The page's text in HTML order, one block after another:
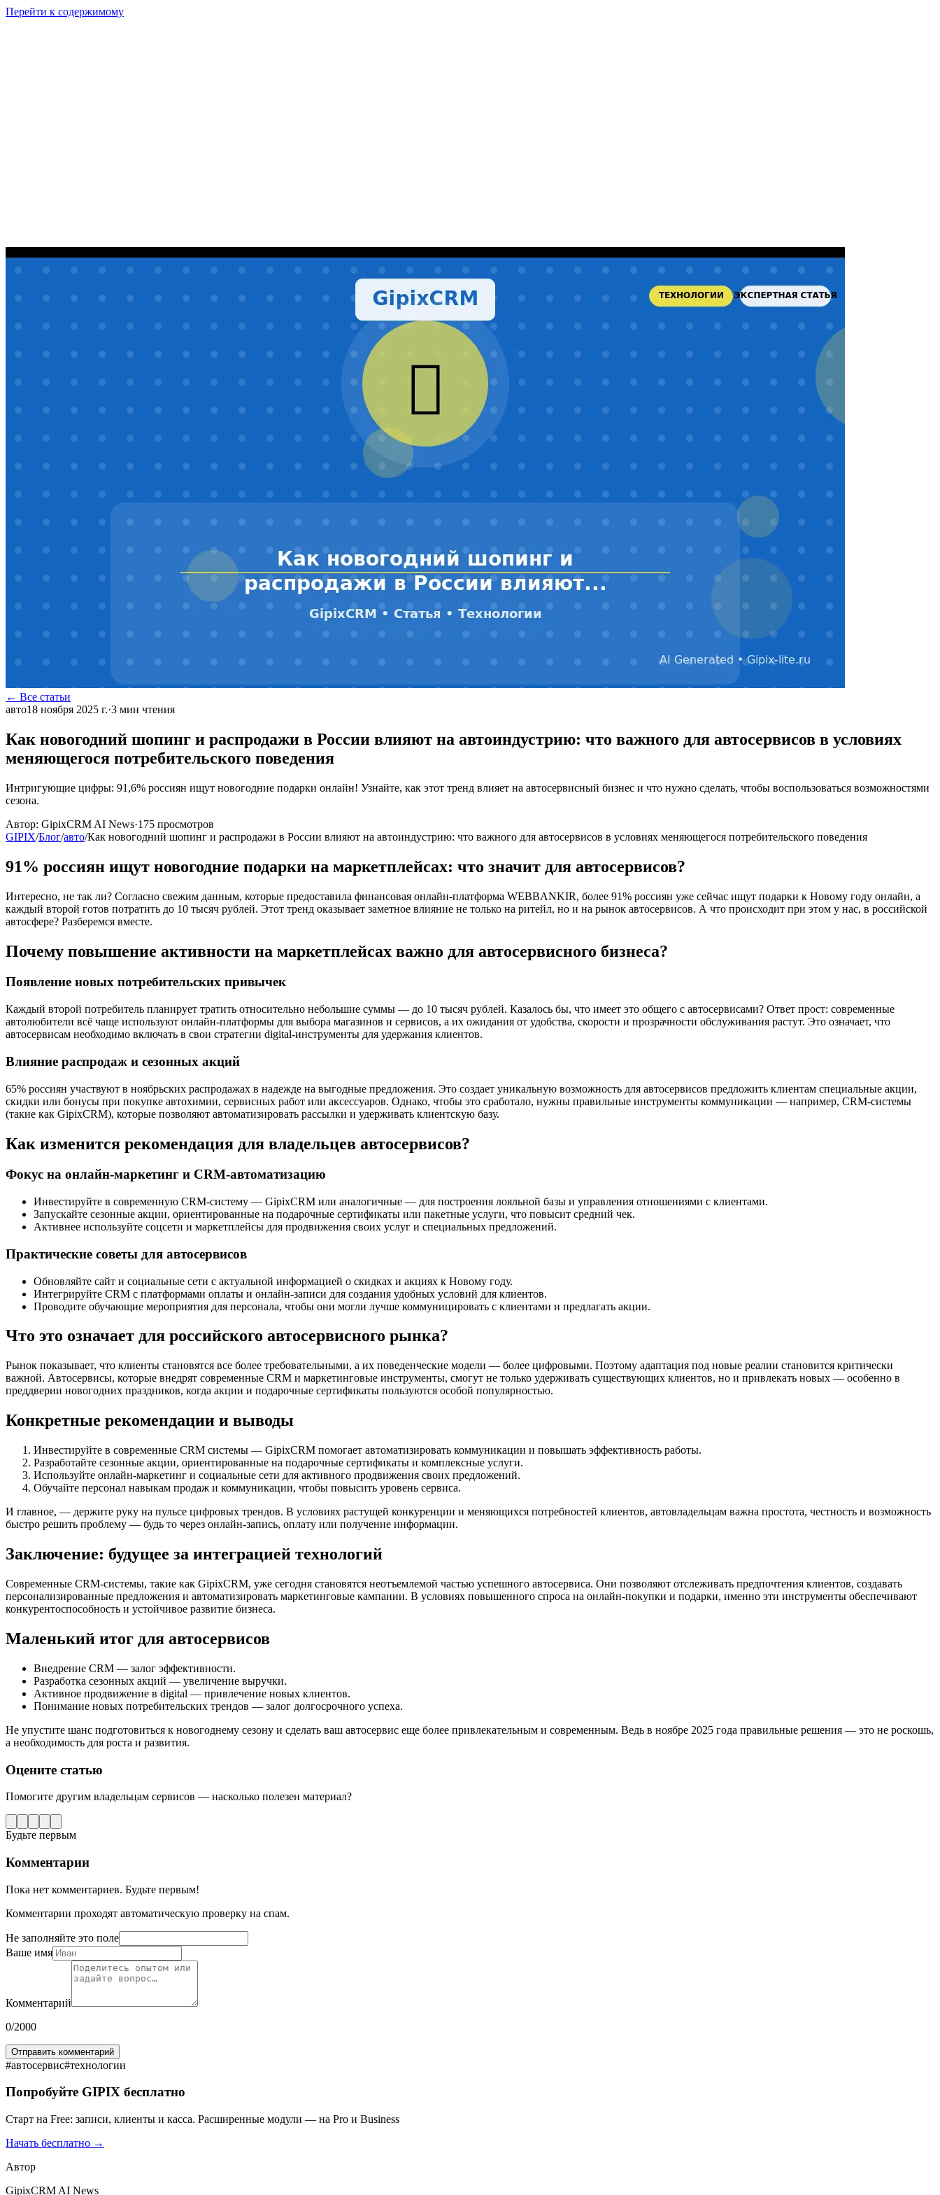
Перейти к содержимому
← Все статьи
авто18 ноября 2025 г.·3 мин чтения
Как новогодний шопинг и распродажи в России влияют на автоиндустрию: что важного для автосервисов в условиях
меняющегося потребительского поведения
Интригующие цифры: 91,6% россиян ищут новогодние подарки онлайн! Узнайте, как этот тренд влияет на автосервисный бизнес и что нужно сделать, чтобы воспользоваться возможностями
сезона.
Автор: GipixCRM AI News·175 просмотров
GIPIX/Блог/авто/Как новогодний шопинг и распродажи в России влияют на автоиндустрию: что важного для автосервисов в условиях меняющегося потребительского поведения
91% россиян ищут новогодние подарки на маркетплейсах: что значит для автосервисов?
Интересно, не так ли? Согласно свежим данным, которые предоставила финансовая онлайн-платформа WEBBANKIR, более 91% россиян уже сейчас ищут подарки к Новому году онлайн, а
каждый второй готов потратить до 10 тысяч рублей. Этот тренд оказывает заметное влияние не только на ритейл, но и на рынок автосервисов. А что происходит при этом у нас, в российской
автосфере? Разберемся вместе.
Почему повышение активности на маркетплейсах важно для автосервисного бизнеса?
Появление новых потребительских привычек
Каждый второй потребитель планирует тратить относительно небольшие суммы — до 10 тысяч рублей. Казалось бы, что имеет это общего с автосервисами? Ответ прост: современные
автолюбители всё чаще используют онлайн-платформы для выбора магазинов и сервисов, а их ожидания от удобства, скорости и прозрачности обслуживания растут. Это означает, что
автосервисам необходимо включать в свои стратегии digital-инструменты для удержания клиентов.
Влияние распродаж и сезонных акций
65% россиян участвуют в ноябрьских распродажах в надежде на выгодные предложения. Это создает уникальную возможность для автосервисов предложить клиентам специальные акции,
скидки или бонусы при покупке автохимии, сервисных работ или аксессуаров. Однако, чтобы это сработало, нужны правильные инструменты коммуникации — например, CRM-системы
(такие как GipixCRM), которые позволяют автоматизировать рассылки и удерживать клиентскую базу.
Как изменится рекомендация для владельцев автосервисов?
Фокус на онлайн-маркетинг и CRM-автоматизацию
Инвестируйте в современную CRM-систему — GipixCRM или аналогичные — для построения лояльной базы и управления отношениями с клиентами.
Запускайте сезонные акции, ориентированные на подарочные сертификаты или пакетные услуги, что повысит средний чек.
Активнее используйте соцсети и маркетплейсы для продвижения своих услуг и специальных предложений.
Практические советы для автосервисов
Обновляйте сайт и социальные сети с актуальной информацией о скидках и акциях к Новому году.
Интегрируйте CRM с платформами оплаты и онлайн-записи для создания удобных условий для клиентов.
Проводите обучающие мероприятия для персонала, чтобы они могли лучше коммуницировать с клиентами и предлагать акции.
Что это означает для российского автосервисного рынка?
Рынок показывает, что клиенты становятся все более требовательными, а их поведенческие модели — более цифровыми. Поэтому адаптация под новые реалии становится критически
важной. Автосервисы, которые внедрят современные CRM и маркетинговые инструменты, смогут не только удерживать существующих клиентов, но и привлекать новых — особенно в
преддверии новогодних праздников, когда акции и подарочные сертификаты пользуются особой популярностью.
Конкретные рекомендации и выводы
Инвестируйте в современные CRM системы — GipixCRM помогает автоматизировать коммуникации и повышать эффективность работы.
Разработайте сезонные акции, ориентированные на подарочные сертификаты и комплексные услуги.
Используйте онлайн-маркетинг и социальные сети для активного продвижения своих предложений.
Обучайте персонал навыкам продаж и коммуникации, чтобы повысить уровень сервиса.
И главное, — держите руку на пульсе цифровых трендов. В условиях растущей конкуренции и меняющихся потребностей клиентов, автовладельцам важна простота, честность и возможность
быстро решить проблему — будь то через онлайн-запись, оплату или получение информации.
Заключение: будущее за интеграцией технологий
Современные CRM-системы, такие как GipixCRM, уже сегодня становятся неотъемлемой частью успешного автосервиса. Они позволяют отслеживать предпочтения клиентов, создавать
персонализированные предложения и автоматизировать маркетинговые кампании. В условиях повышенного спроса на онлайн-покупки и подарки, именно эти инструменты обеспечивают
конкурентоспособность и устойчивое развитие бизнеса.
Маленький итог для автосервисов
Внедрение CRM — залог эффективности.
Разработка сезонных акций — увеличение выручки.
Активное продвижение в digital — привлечение новых клиентов.
Понимание новых потребительских трендов — залог долгосрочного успеха.
Не упустите шанс подготовиться к новогоднему сезону и сделать ваш автосервис еще более привлекательным и современным. Ведь в ноябре 2025 года правильные решения — это не роскошь,
а необходимость для роста и развития.
Оцените статью
Помогите другим владельцам сервисов — насколько полезен материал?
Будьте первым
Комментарии
Пока нет комментариев. Будьте первым!
Комментарии проходят автоматическую проверку на спам.
Не заполняйте это поле
Ваше имя
Комментарий
0/2000
Отправить комментарий
#автосервис#технологии
Попробуйте GIPIX бесплатно
Старт на Free: записи, клиенты и касса. Расширенные модули — на Pro и Business
Начать бесплатно →
Автор
GipixCRM AI News